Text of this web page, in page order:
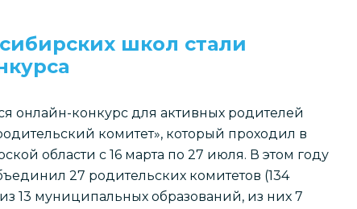
школ стали
онлайн-конкурс для активных родителей
комитет», который проходил в
области с 16 марта по 27 июля. В этом году
27 родительских комитетов (134
13 муниципальных образований, из них 7